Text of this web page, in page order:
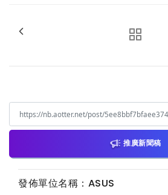
推廣新聞稿
發佈單位名稱：ASUS